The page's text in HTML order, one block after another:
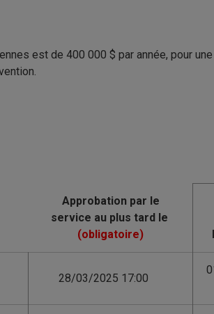
est de 400 000 $ par année, pour
28/03/2025 17:00